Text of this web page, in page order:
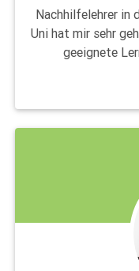
Nachhilfelehrer in
Uni hat mir sehr
geeignete